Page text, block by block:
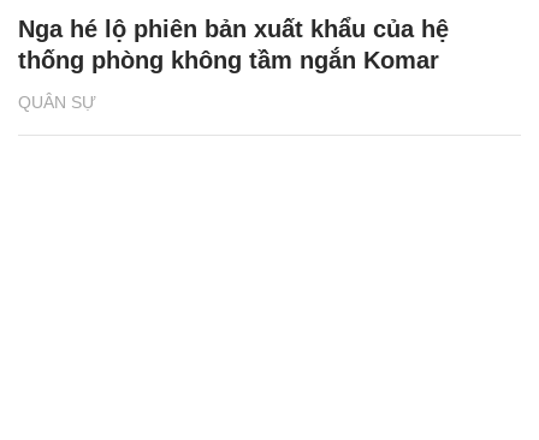
QUÂN SỰ
Nga hé lộ phiên bản xuất khẩu của hệ
thống phòng không tầm ngắn Komar